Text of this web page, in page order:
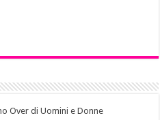
Over di Uomini e Donne